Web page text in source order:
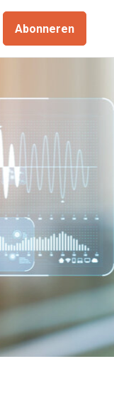
Abonneren